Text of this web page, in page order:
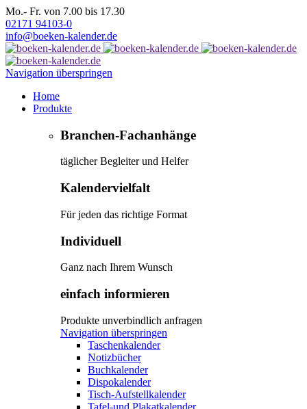
Mo.- Fr. von 7.00 bis 17.30
02171 94103-0
info@boeken-kalender.de
Navigation überspringen
Home
Produkte
Branchen-Fachanhänge
täglicher Begleiter und Helfer
Kalendervielfalt
Für jeden das richtige Format
Individuell
Ganz nach Ihrem Wunsch
einfach informieren
Produkte unverbindlich anfragen
Navigation überspringen
Taschenkalender
Notizbücher
Buchkalender
Dispokalender
Tisch-Aufstellkalender
Tafel-und Plakatkalender